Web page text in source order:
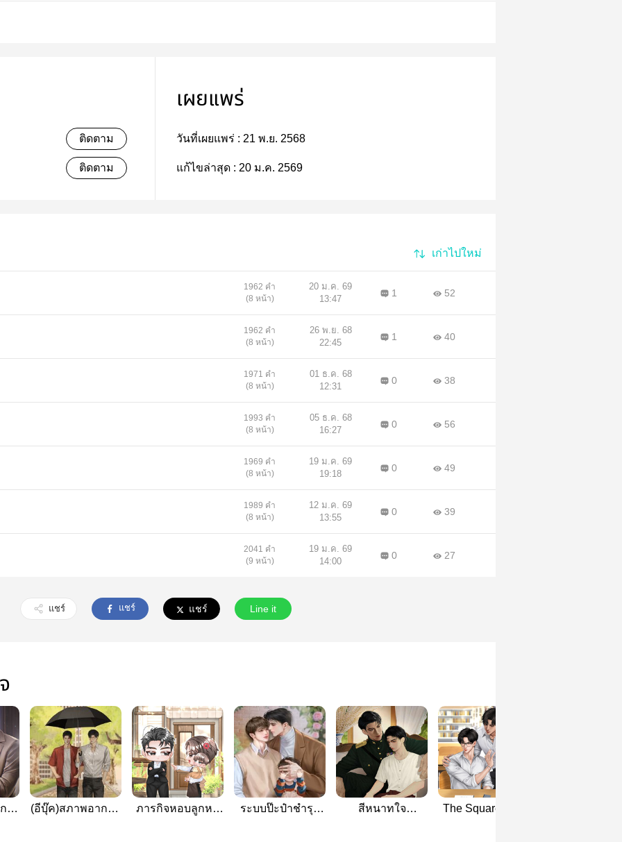
ติดตาม
ติดตาม
เผยแพร่
วันที่เผยแพร่ : 21 พ.ย. 2568
แก้ไขล่าสุด : 20 ม.ค. 2569
เก่าไปใหม่
1962 คำ
(8 หน้า)
20 ม.ค. 69
13:47
1 52
1962 คำ
(8 หน้า)
26 พ.ย. 68
22:45
1 40
1971 คำ
(8 หน้า)
01 ธ.ค. 68
12:31
0 38
1993 คำ
(8 หน้า)
05 ธ.ค. 68
16:27
0 56
1969 คำ
(8 หน้า)
19 ม.ค. 69
19:18
0 49
1989 คำ
(8 หน้า)
12 ม.ค. 69
13:55
0 39
2041 คำ
(9 หน้า)
19 ม.ค. 69
14:00
0 27
แชร์ แชร์ แชร์ Line it
(อีบุ๊ค)สภาพอากาศ
ภารกิจหอบลูกหนี
ระบบป๊ะป๋าชำรุด
สีหนาทใจ
The Square แอบ